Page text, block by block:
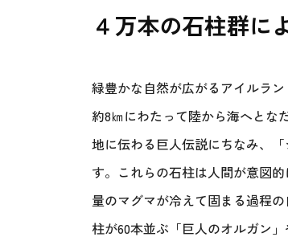
４万本の石柱群に
緑豊かな自然が広がるアイルラ
約8㎞にわたって陸から海へとな
地に伝わる巨人伝説にちなみ、
す。これらの石柱は人間が意図
量のマグマが冷えて固まる過程
柱が60本並ぶ「巨人のオルガン